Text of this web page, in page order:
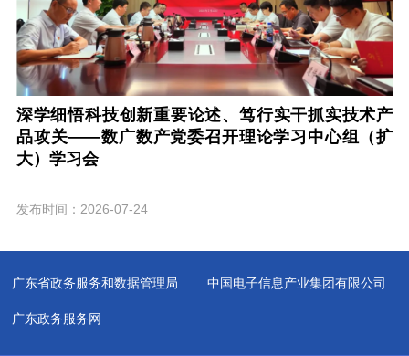
深学细悟科技创新重要论述、笃行实干抓实技术产
品攻关——数广数产党委召开理论学习中心组（扩
大）学习会
发布时间：2026-07-24
广东省政务服务和数据管理局 中国电子信息产业集团有限公司
广东政务服务网